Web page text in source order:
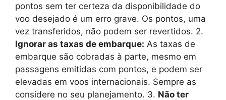
pontos sem ter certeza da disponibilidade do
voo desejado é um erro grave. Os pontos, uma
vez transferidos, não podem ser revertidos. 2.
Ignorar as taxas de embarque: As taxas de
embarque são cobradas à parte, mesmo em
passagens emitidas com pontos, e podem ser
elevadas em voos internacionais. Sempre as
considere no seu planejamento. 3. Não ter